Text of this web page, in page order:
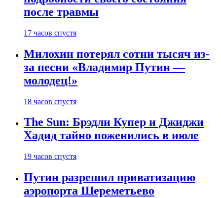
после травмы
17 часов спустя
Милохин потерял сотни тысяч из-
за песни «Владимир Путин —
молодец!»
18 часов спустя
The Sun: Брэдли Купер и Джиджи
Хадид тайно поженились в июле
19 часов спустя
Путин разрешил приватизацию
аэропорта Шереметьево